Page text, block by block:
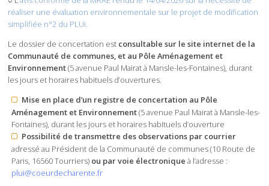
réaliser une évaluation environnementale sur le projet de modification
simplifiée n°2 du PLUi.
Le dossier de concertation est consultable sur le site internet de la
Communauté de communes, et au Pôle Aménagement et
Environnement(5 avenue Paul Mairat à Mansle-les-Fontaines), durant
les jours et horaires habituels d’ouvertures.
Mise en place d’un registre de concertation au Pôle
Aménagement et Environnement(5 avenue Paul Mairat à Mansle-les-
Fontaines), durant les jours et horaires habituels d’ouverture
Possibilité de transmettre des observations par courrier
adressé au Président de la Communauté de communes (10 Route de
Paris, 16560 Tourriers) ou par voie électronique à l’adresse :
plui@coeurdecharente.fr